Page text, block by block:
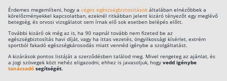
Érdemes megemlíteni, hogy a céges egészségbiztosítások általában elnézőbbek a
kórelőzményekkel kapcsolatban, ezeknél ritkábban jelent kizáró tényezőt egy meglévő
betegség, és orvosi vizsgálatot sem írnak elő sok esetben belépés előtt.
További kizáró ok még az is, ha 90 napnál tovább nem fizeted be az
egészségbiztosítás havi díját, vagy ha ittas vezetés, öngyilkossági kísérlet, extrém
sportból fakadó egészségkárosodás miatt vennéd igénybe a szolgáltatást.
A kizárások pontos listáját a szerződésben találod meg. Mivel rengeteg az ajánlat, és
a jogi szövegek közt nehéz eligazodni, ehhez is javasoljuk, hogy vedd igénybe
tanácsadó segítségét.